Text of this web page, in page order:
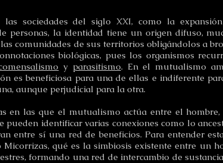
sociedades del siglo XXI, como la
personas, la identidad tiene un origen difuso,
comunidades de sus territorios obligándolos a
biológicas, pues los organismos
y parasitismo. En el mutualismo
es beneficiosa para una de ellas e indiferente
aunque perjudicial para la otra.
en las que el mutualismo actúa entre el
pueden identificar varias conexiones como lo
entre sí una red de beneficios. Para entender
qué es la simbiosis existente entre un
formando una red de intercambio de